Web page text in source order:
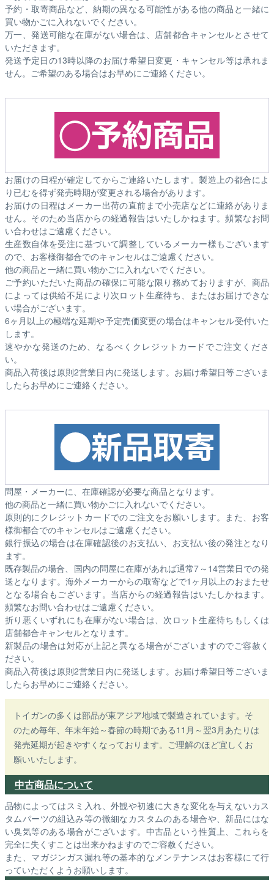
予約・取寄商品など、納期の異なる可能性がある他の商品と一緒に
買い物かごに入れないでください。
万一、発送可能な在庫がない場合は、店舗都合キャンセルとさせて
いただきます。
発送予定日の13時以降のお届け希望日変更・キャンセル等は承れま
せん。ご希望のある場合はお早めにご連絡ください。
お届けの日程が確定してからご連絡いたします。製造上の都合によ
り已むを得ず発売時期が変更される場合があります。
お届けの日程はメーカー出荷の直前まで小売店などに連絡がありま
せん。そのため当店からの経過報告はいたしかねます。頻繁なお問
い合わせはご遠慮ください。
生産数自体を受注に基づいて調整しているメーカー様もございます
ので、お客様御都合でのキャンセルはご遠慮ください。
他の商品と一緒に買い物かごに入れないでください。
ご予約いただいた商品の確保に可能な限り務めておりますが、商品
によっては供給不足により次ロット生産待ち、またはお届けできな
い場合がございます。
6ヶ月以上の極端な延期や予定売価変更の場合はキャンセル受付いた
します。
速やかな発送のため、なるべくクレジットカードでご注文くださ
い。
商品入荷後は原則2営業日内に発送します。お届け希望日等ございま
したらお早めにご連絡ください。
問屋・メーカーに、在庫確認が必要な商品となります。
他の商品と一緒に買い物かごに入れないでください。
原則的にクレジットカードでのご注文をお願いします。また、お客
様御都合でのキャンセルはご遠慮ください。
銀行振込の場合は在庫確認後のお支払い、お支払い後の発注となり
ます。
既存製品の場合、国内の問屋に在庫があれば通常7～14営業日での発
送となります。海外メーカーからの取寄などで1ヶ月以上のおまたせ
となる場合もございます。 当店からの経過報告はいたしかねます。
頻繁なお問い合わせはご遠慮ください。
折り悪くいずれにも在庫がない場合は、次ロット生産待ちもしくは
店舗都合キャンセルとなります。
新製品の場合は対応が上記と異なる場合がございますのでご容赦く
ださい。
商品入荷後は原則2営業日内に発送します。お届け希望日等ございま
したらお早めにご連絡ください。
トイガンの多くは部品が東アジア地域で製造されています。そ
のため毎年、年末年始～春節の時期である11月～翌3月あたりは
発売延期が起きやすくなっております。ご理解のほど宜しくお
願いいたします。
中古商品について
品物によってはスミ入れ、外観や初速に大きな変化を与えないカス
タムパーツの組込み等の微細なカスタムのある場合や、新品にはな
い臭気等のある場合がございます。中古品という性質上、これらを
完全に失くすことは出来かねますのでご容赦ください。
また、マガジンガス漏れ等の基本的なメンテナンスはお客様にて行
っていただくようお願いします。